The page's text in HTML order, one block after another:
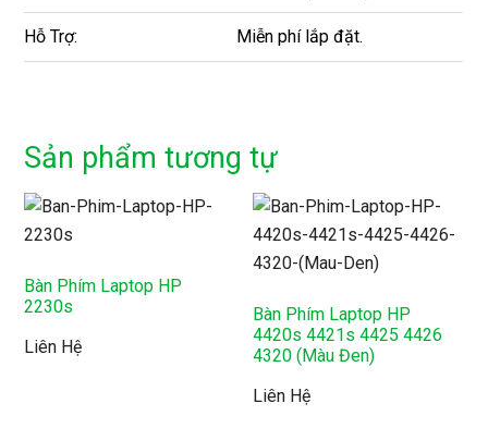
Hỗ Trợ: Miễn phí lắp đặt.
Sản phẩm tương tự
Bàn Phím Laptop HP
2230s
Liên Hệ
Bàn Phím Laptop HP
4420s 4421s 4425 4426
4320 (Màu Đen)
Liên Hệ